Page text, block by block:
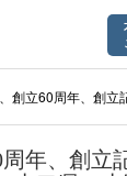
業
、創立記念日、富士商グループ、富士
年、創立